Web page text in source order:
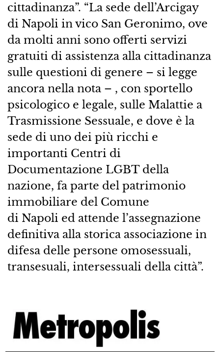
cittadinanza”. “La sede dell’Arcigay
di Napoli in vico San Geronimo, ove
da molti anni sono offerti servizi
gratuiti di assistenza alla cittadinanza
sulle questioni di genere – si legge
ancora nella nota – , con sportello
psicologico e legale, sulle Malattie a
Trasmissione Sessuale, e dove è la
sede di uno dei più ricchi e
importanti Centri di
Documentazione LGBT della
nazione, fa parte del patrimonio
immobiliare del Comune
di Napoli ed attende l’assegnazione
definitiva alla storica associazione in
difesa delle persone omosessuali,
transesuali, intersessuali della città”.